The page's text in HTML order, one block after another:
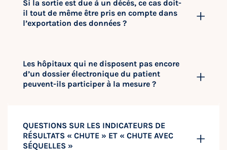
Si la sortie est due à un décès, ce cas doit-
il tout de même être pris en compte dans
l’exportation des données ?
Les hôpitaux qui ne disposent pas encore
d’un dossier électronique du patient
peuvent-ils participer à la mesure ?
QUESTIONS SUR LES INDICATEURS DE
RÉSULTATS « CHUTE » ET « CHUTE AVEC
SÉQUELLES »